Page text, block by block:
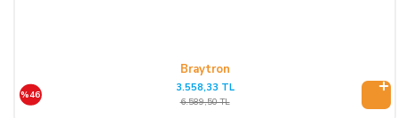
Braytron
%46
3.558,33 TL
6.589,50 TL